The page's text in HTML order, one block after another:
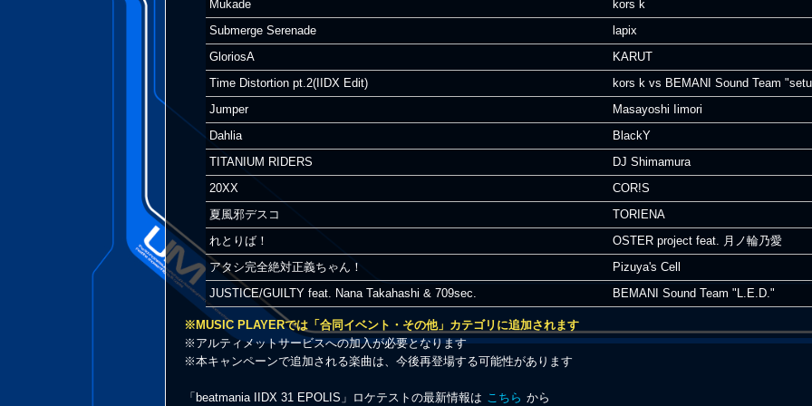
Mukade
kors k
Submerge Serenade
lapix
GloriosA
KARUT
Time Distortion pt.2(IIDX Edit)
kors k vs BEMANI Sound Team
Jumper
Masayoshi Iimori
Dahlia
BlackY
TITANIUM RIDERS
DJ Shimamura
20XX
COR!S
夏風邪デスコ
TORIENA
れとりば！
OSTER project feat. 月ノ輪乃愛
アタシ完全絶対正義ちゃん！
Pizuya's Cell
JUSTICE/GUILTY feat. Nana Takahashi & 709sec.
BEMANI Sound Team "L.E.D."
※MUSIC PLAYERでは「合同イベント・その他」カテゴリに追加されます
※アルティメットサービスへの加入が必要となります
※本キャンペーンで追加される楽曲は、今後再登場する可能性があります
「beatmania IIDX 31 EPOLIS」ロケテストの最新情報は こちら から